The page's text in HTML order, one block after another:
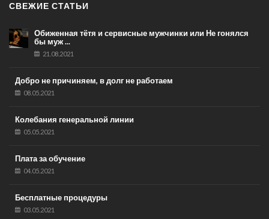
СВЕЖИЕ СТАТЬИ
Обиженная тётя и сервисные мужчинки или Не гонялся
бы муж ...
21.08.2021
Добро не причиняем, в долг не работаем
08.05.2021
Колебания генеральной линии
05.05.2021
Плата за обучение
04.05.2021
Бесплатные процедуры
03.05.2021